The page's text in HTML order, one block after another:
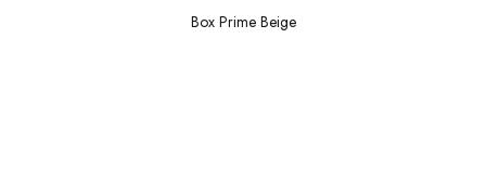
Box Prime Beige